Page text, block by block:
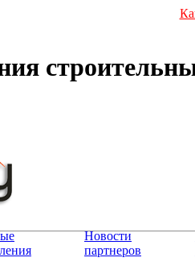
Новости
партнеров